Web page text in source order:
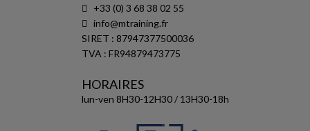
+33 (0) 3 68 38 02 55
info@mtraining.fr
SIRET : 87947377500036
TVA : FR94879473775
HORAIRES
lun-ven 8H30-12H30 / 13H30-18h